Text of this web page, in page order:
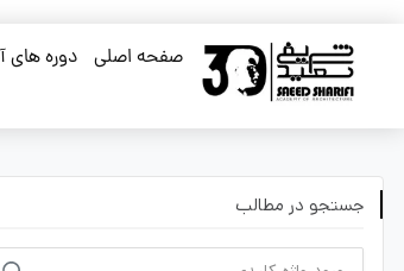
صفحه اصلی دوره های
جستجو در مطالب